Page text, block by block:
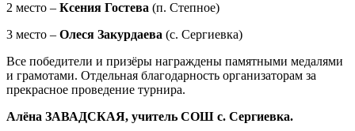
2 место – Ксения Гостева (п. Степное)
3 место – Олеся Закурдаева (с. Сергиевка)
Все победители и призёры награждены памятными медалями
и грамотами. Отдельная благодарность организаторам за
прекрасное проведение турнира.
Алёна ЗАВАДСКАЯ, учитель СОШ с. Сергиевка.